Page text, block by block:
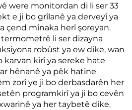
were monitordan di li ser 33
e ji bo grîlanê ya derveyî ya
çend mînaka herî şoreyan.
li ser dizayna
robûst ya ew dike, wan
karvan kirî ya sereke hate
hênanê ya pêk hatine
zorî ye ji bo derbasdarên her
programkirî ya ji bo cevên
ya her taybetê dike.